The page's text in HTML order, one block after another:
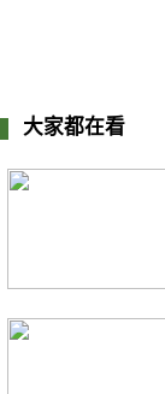
大家都在看